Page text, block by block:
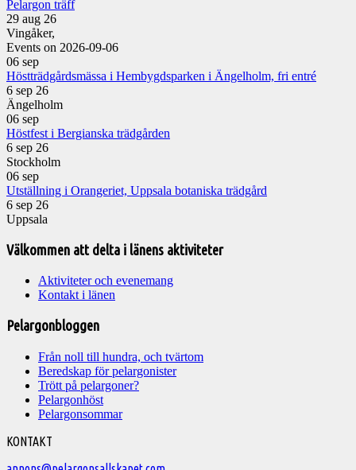
Pelargon träff
29 aug 26
Vingåker,
Events on 2026-09-06
06 sep
Höstträdgårdsmässa i Hembygdsparken i Ängelholm, fri entré
6 sep 26
Ängelholm
06 sep
Höstfest i Bergianska trädgården
6 sep 26
Stockholm
06 sep
Utställning i Orangeriet, Uppsala botaniska trädgård
6 sep 26
Uppsala
Välkommen att delta i länens aktiviteter
Aktiviteter och evenemang
Kontakt i länen
Pelargonbloggen
Från noll till hundra, och tvärtom
Beredskap för pelargonister
Trött på pelargoner?
Pelargonhöst
Pelargonsommar
Välkommen
till
KONTAKT